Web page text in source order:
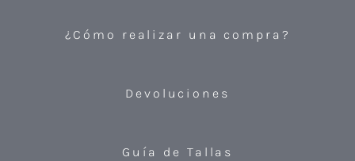
¿Cómo realizar una compra?
Devoluciones
Guía de Tallas